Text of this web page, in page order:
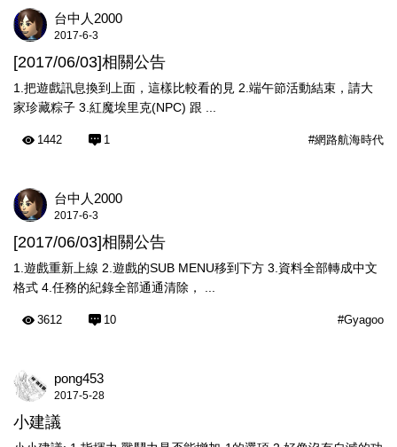
台中人2000
2017-6-3
[2017/06/03]相關公告
1.把遊戲訊息換到上面，這樣比較看的見 2.端午節活動結束，請大
家珍藏粽子 3.紅魔埃里克(NPC) 跟 ...
#網路航海時代
1442 1
台中人2000
2017-6-3
[2017/06/03]相關公告
1.遊戲重新上線 2.遊戲的SUB MENU移到下方 3.資料全部轉成中文
格式 4.任務的紀錄全部通通清除， ...
#Gyagoo
3612 10
pong453
2017-5-28
小建議